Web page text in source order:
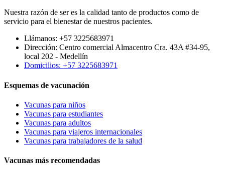
Nuestra razón de ser es la calidad tanto de productos como de
servicio para el bienestar de nuestros pacientes.
Llámanos: +57 3225683971
Dirección: Centro comercial Almacentro Cra. 43A #34-95,
local 202 - Medellín
Domicilios: +57 3225683971
Esquemas de vacunación
Vacunas para niños
Vacunas para estudiantes
Vacunas para adultos
Vacunas para viajeros internacionales
Vacunas para trabajadores de la salud
Vacunas más recomendadas